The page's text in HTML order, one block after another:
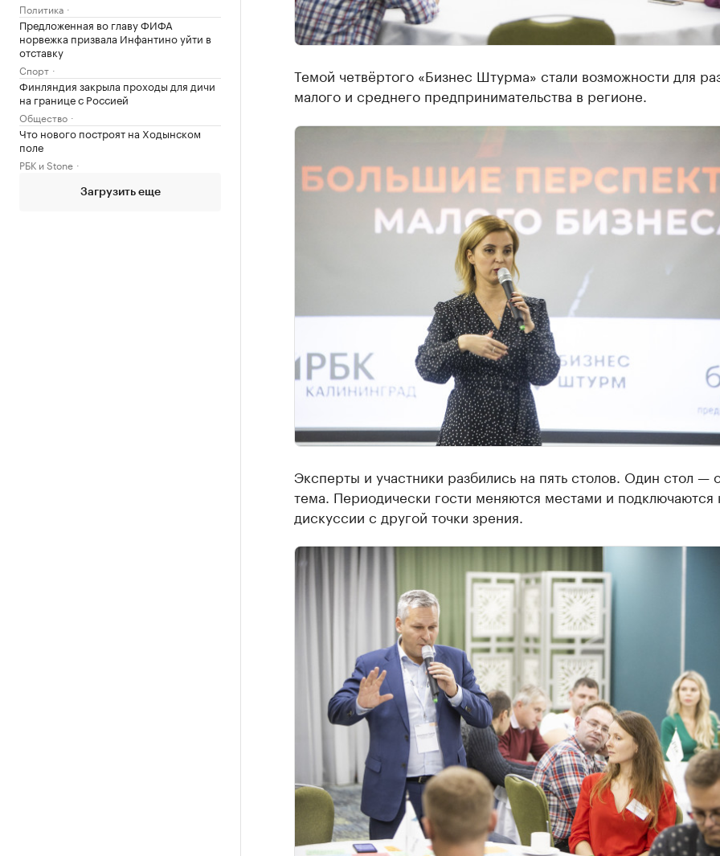
Политика
Предложенная во главу ФИФА
норвежка призвала Инфантино уйти в
отставку
Спорт
Финляндия закрыла проходы для дичи
на границе с Россией
Общество
Что нового построят на Ходынском
поле
РБК и Stone
Загрузить еще
Темой четвёртого «Бизнес Штурма» стали возможности для
малого и среднего предпринимательства в регионе.
Эксперты и участники разбились на пять столов. Один стол —
тема. Периодически гости меняются местами и подключаются
дискуссии с другой точки зрения.